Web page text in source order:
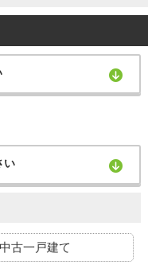
い
中古一戸建て